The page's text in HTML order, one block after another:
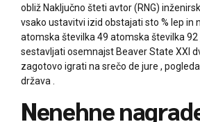
obliž Naključno šteti avtor (RNG)
vsako ustavitvi izid obstajati sto % lep in
atomska številka 49 atomska številka 92
sestavljati osemnajst Beaver State XXI
zagotovo igrati na srečo de jure ,
država .
Nenehne